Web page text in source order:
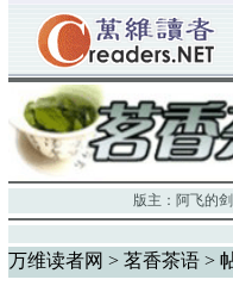
版主： 阿飞的剑
万维读者网 > 茗香茶语 >